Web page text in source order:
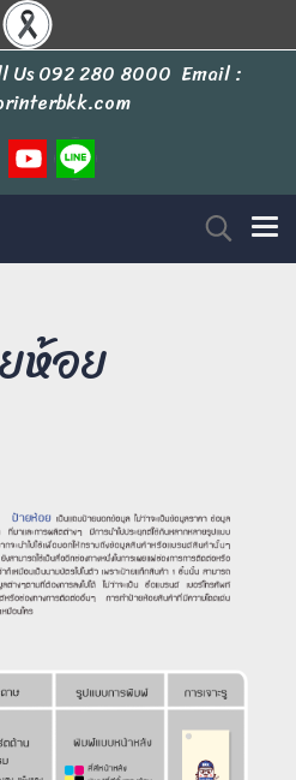
Us092 280 8000 Email :
ห้อย